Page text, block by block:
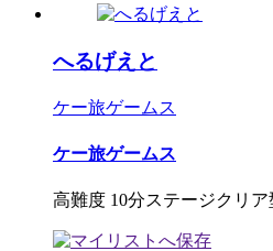
へるげえと
ケー旅ゲームス
ケー旅ゲームス
高難度 10分ステージクリ